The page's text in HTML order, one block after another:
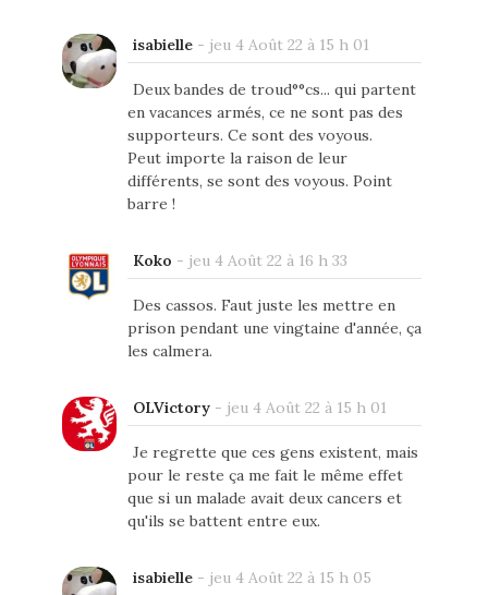
isabielle- jeu 4 Août 22 à 15 h 01
Deux bandes de troud°°cs... qui partent
en vacances armés, ce ne sont pas des
supporteurs. Ce sont des voyous.
Peut importe la raison de leur
différents, se sont des voyous. Point
barre !
Koko - jeu 4 Août 22 à 16 h 33
Des cassos. Faut juste les mettre en
prison pendant une vingtaine d'année, ça
les calmera.
OLVictory- jeu 4 Août 22 à 15 h 01
Je regrette que ces gens existent, mais
pour le reste ça me fait le même effet
que si un malade avait deux cancers et
qu'ils se battent entre eux.
isabielle- jeu 4 Août 22 à 15 h 05